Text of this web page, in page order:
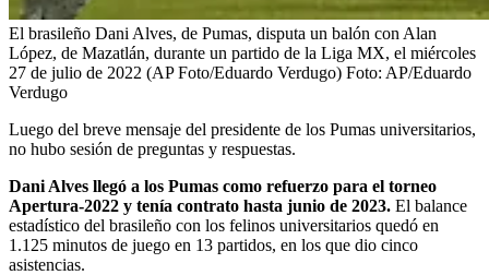
El brasileño Dani Alves, de Pumas, disputa un balón con Alan
López, de Mazatlán, durante un partido de la Liga MX, el miércoles
27 de julio de 2022 (AP Foto/Eduardo Verdugo) Foto: AP/Eduardo
Verdugo
Luego del breve mensaje del presidente de los Pumas universitarios,
no hubo sesión de preguntas y respuestas.
Dani Alves llegó a los Pumas como refuerzo para el torneo
Apertura-2022 y tenía contrato hasta junio de 2023. El balance
estadístico del brasileño con los felinos universitarios quedó en
1.125 minutos de juego en 13 partidos, en los que dio cinco
asistencias.